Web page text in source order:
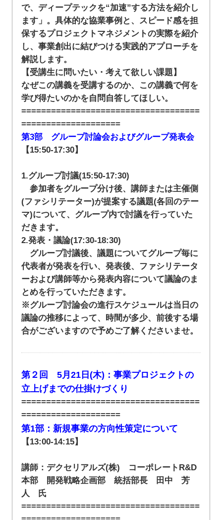
で、ディープテックを“加速”する方法を紹介し
ます」。具体的な協業事例と、スピード感を担
保するプロジェクトマネジメントの実際を紹介
し、事業創出に結びつける実践的アプローチを
解説します。
【受講生に問いたい・考えて欲しい課題】
なぜこの講義を受講するのか、この講義で何を
学び得たいのかを自問自答してほしい。
====================================
====================
第3部 グループ討論会およびグループ発表会
【15:50-17:30】
1.グループ討議(15:50-17:30)
参加者をグループ分け後、講師または主催側
(ファシリテーター)が提案する議題(各回のテー
マ)について、グループ内で討議を行っていた
だきます。
2.発表・議論(17:30-18:30)
グループ討議後、議題についてグループ毎に
代表者が発表を行い、発表後、ファシリテータ
ーおよび講師等から発表内容について議論のま
とめを行っていただきます。
※グループ討論会の進行スケジュールは当日の
議論の推移によって、時間が多少、前後する場
合がございますので予めご了解くださいませ。
第２回 5月21日(木)：事業プロジェクトの
立上げまでの仕掛けづくり
====================================
====================
第1部：新規事業の方向性策定について
【13:00-14:15】
講師：デクセリアルズ(株) コーポレートR&D
本部 開発戦略企画部 統括部長 田中 芳
人 氏
====================================